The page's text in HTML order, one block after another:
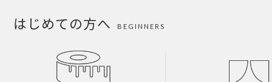
はじめての方へ BEGINNERS